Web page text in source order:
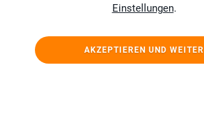
Einstellungen.
AKZEPTIEREN UND WEITER